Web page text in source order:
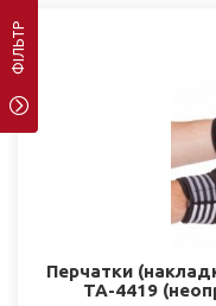
ФІЛЬТР
Перчатки
TA-4419